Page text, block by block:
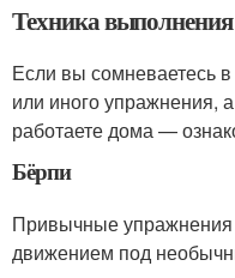
Техника
Если вы сомневаетесь
или иного упражнения,
работаете дома —
Бёрпи
Привычные упражнения
движением под